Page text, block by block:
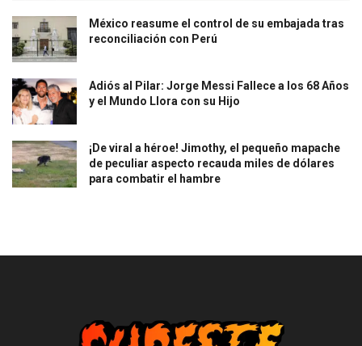
México reasume el control de su embajada tras
reconciliación con Perú
Adiós al Pilar: Jorge Messi Fallece a los 68 Años
y el Mundo Llora con su Hijo
¡De viral a héroe! Jimothy, el pequeño mapache
de peculiar aspecto recauda miles de dólares
para combatir el hambre